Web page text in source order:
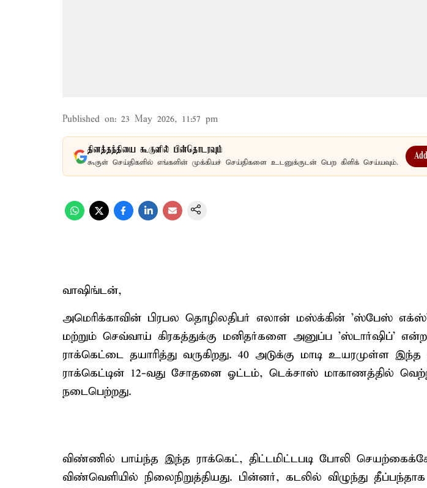
Published on: 23 May 2026, 11:57 pm
தினத்தந்தியை கூகுளில் பின்தொடரவும்
கூகுள் செய்திகளில் எங்களின் முக்கியச் செய்திகளை உடனுக்குடன் பெற கிளிக் செய்யவும்.
வாஷிங்டன்,
அமெரிக்காவின் பிரபல தொழிலதிபர் எலான் மஸ்க்கின் 'ஸ்பேஸ் எக்ஸ்'
மற்றும் செவ்வாய் கிரகத்துக்கு மனிதர்களை அனுப்ப 'ஸ்டார்ஷிப்'
ராக்கெட்டை தயாரித்து வருகிறது. 40 அடுக்கு மாடி உயரமுள்ள
ராக்கெட்டின் 12-வது சோதனை ஓட்டம், டெக்சாஸ் மாகாணத்தில்
நடைபெற்றது.
விண்ணில் பாய்ந்த இந்த ராக்கெட், திட்டமிட்டபடி போலி
விண்வெளியில் நிலைநிறுத்தியது. பின்னர், கடலில் விழுந்து தீப்பந்தாக